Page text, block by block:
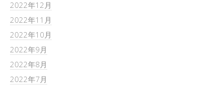
2022年12月
2022年11月
2022年10月
2022年9月
2022年8月
2022年7月